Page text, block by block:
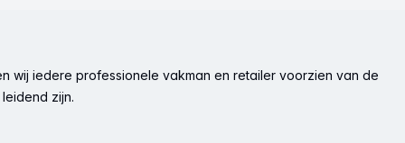
wij iedere professionele vakman en retailer voorzien van de
zijn.